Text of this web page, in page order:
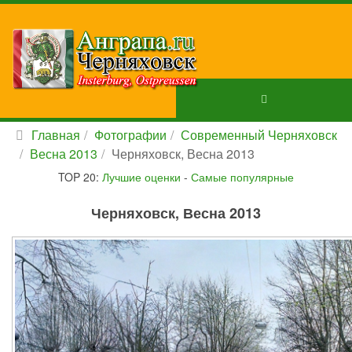
Главная Фотографии
Современный Черняховск
Весна 2013
Черняховск, Весна 2013
TOP 20: Лучшие оценки - Самые популярные
Черняховск, Весна 2013